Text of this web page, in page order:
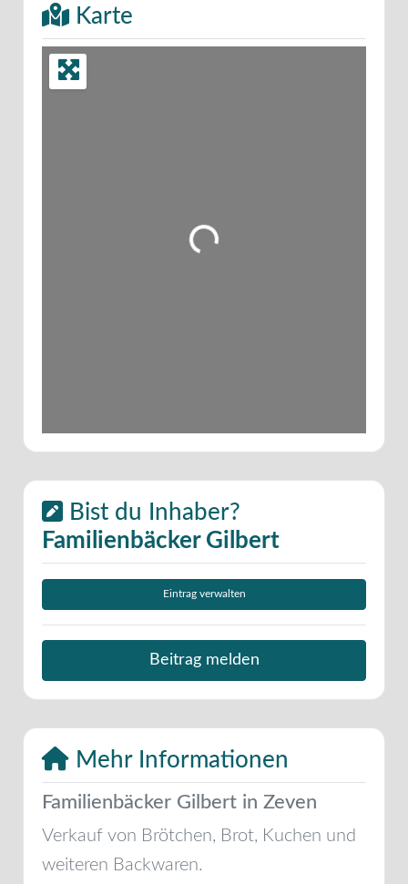
Karte
Wird geladen …
Bist du Inhaber?
Familienbäcker Gilbert
Eintrag verwalten
Beitrag melden
Mehr Informationen
Familienbäcker Gilbert in Zeven
Verkauf von Brötchen, Brot, Kuchen und
weiteren Backwaren.